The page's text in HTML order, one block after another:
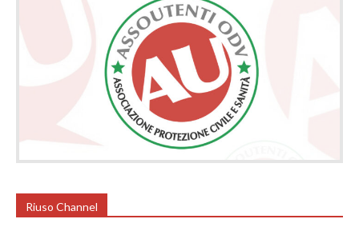
Riuso Channel